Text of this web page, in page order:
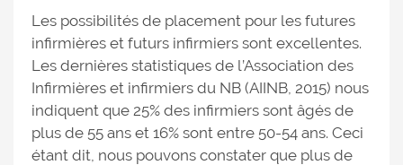
Les possibilités de placement pour les futures
infirmières et futurs infirmiers sont excellentes.
Les dernières statistiques de l’Association des
Infirmières et infirmiers du NB (AIINB, 2015) nous
indiquent que 25% des infirmiers sont âgés de
plus de 55 ans et 16% sont entre 50-54 ans. Ceci
étant dit, nous pouvons constater que plus de